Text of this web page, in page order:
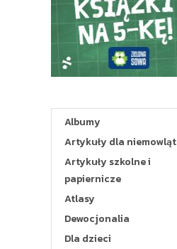
Albumy
Artykuły dla niemowląt
Artykuły szkolne i
papiernicze
Atlasy
Dewocjonalia
Dla dzieci